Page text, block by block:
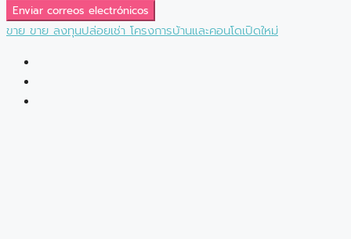
Enviar correos electrónicos
ขาย ขาย ลงทุนปล่อยเช่า โครงการบ้านและคอนโดเปิดใหม่